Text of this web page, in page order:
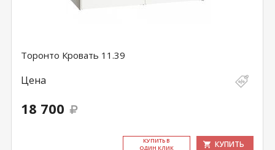
Торонто Кровать 11.39
Цена
18 700
КУ­ПИТЬ В
ОДИН КЛИК
КУПИТЬ